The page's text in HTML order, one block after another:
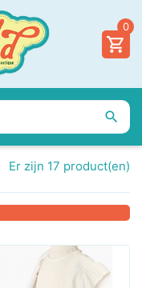
0

Er zijn 17 product(en)